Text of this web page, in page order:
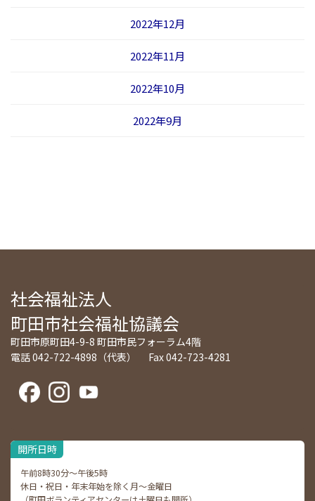
2022年12月
2022年11月
2022年10月
2022年9月
社会福祉法人
町田市社会福祉協議会
町田市原町田4-9-8 町田市民フォーラム4階
電話 042-722-4898（代表） Fax 042-723-4281
開所日時
午前8時30分～午後5時
休日・祝日・年末年始を除く月～金曜日